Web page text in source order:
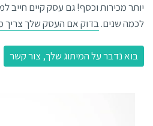
יותר מכירות וכסף! גם עסק קיים
לכמה שנים.בדוק אם העסק שלך צריך
בוא נדבר על המיתוג שלך, צור קשר